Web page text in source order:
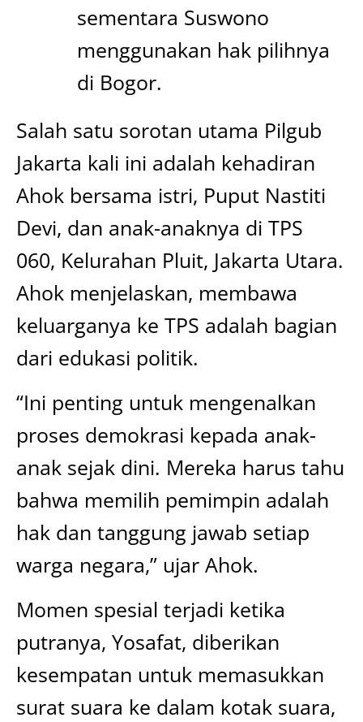
sementara Suswono
menggunakan hak pilihnya
di Bogor.
Salah satu sorotan utama Pilgub
Jakarta kali ini adalah kehadiran
Ahok bersama istri, Puput Nastiti
Devi, dan anak-anaknya di TPS
060, Kelurahan Pluit, Jakarta Utara.
Ahok menjelaskan, membawa
keluarganya ke TPS adalah bagian
dari edukasi politik.
“Ini penting untuk mengenalkan
proses demokrasi kepada anak-
anak sejak dini. Mereka harus tahu
bahwa memilih pemimpin adalah
hak dan tanggung jawab setiap
warga negara,” ujar Ahok.
Momen spesial terjadi ketika
putranya, Yosafat, diberikan
kesempatan untuk memasukkan
surat suara ke dalam kotak suara,